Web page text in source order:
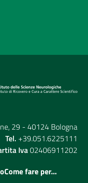
29 - 40124 Bologna
Tel. +39.051.6225111
Iva02406911202
Come fare per...